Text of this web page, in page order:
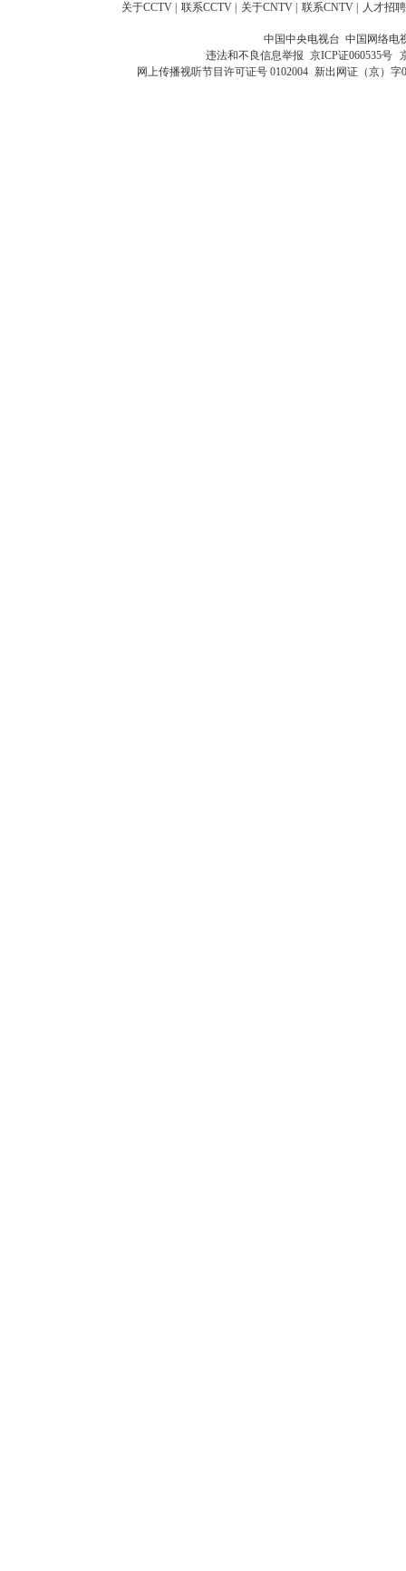
关于CCTV 联系CCTV 关于CNTV 联系CNTV 人才招聘
中国中央电视台 中国网络电
违法和不良信息举报 京ICP证060535号
网上传播视听节目许可证号 0102004 新出网证（京）